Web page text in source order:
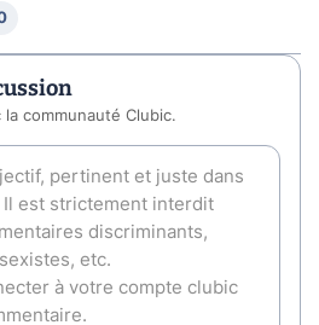
communauté Clubic.